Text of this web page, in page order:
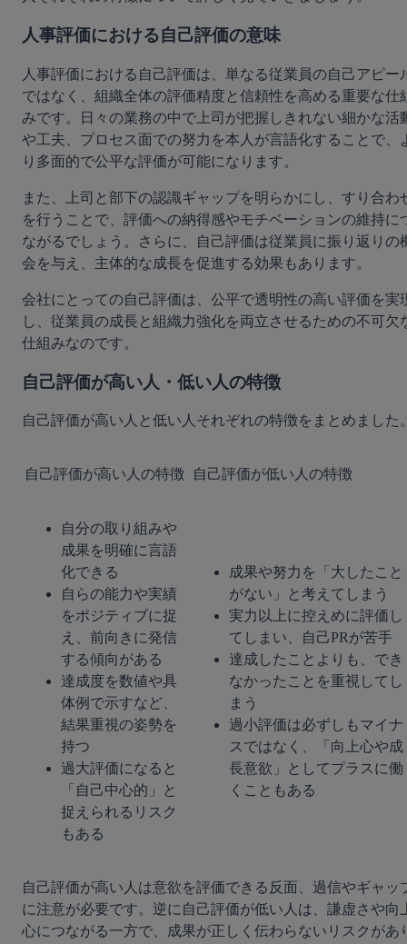
人事評価における自己評価の意味
人事評価における自己評価は、単なる従業員の自己アピー
ではなく、組織全体の評価精度と信頼性を高める重要な仕
みです。日々の業務の中で上司が把握しきれない細かな活
や工夫、プロセス面での努力を本人が言語化することで、
り多面的で公平な評価が可能になります。
また、上司と部下の認識ギャップを明らかにし、すり合わ
を行うことで、評価への納得感やモチベーションの維持に
ながるでしょう。さらに、自己評価は従業員に振り返りの
会を与え、主体的な成長を促進する効果もあります。
会社にとっての自己評価は、公平で透明性の高い評価を実
し、従業員の成長と組織力強化を両立させるための不可欠
仕組みなのです。
自己評価が高い人・低い人の特徴
自己評価が高い人と低い人それぞれの特徴をまとめました
自己評価が高い人の特徴 自己評価が低い人の特徴
自分の取り組みや
成果を明確に言語
化できる
自らの能力や実績
をポジティブに捉
え、前向きに発信
する傾向がある
達成度を数値や具
体例で示すなど、
結果重視の姿勢を
持つ
過大評価になると
「自己中心的」と
捉えられるリスク
もある
成果や努力を「大したこと
がない」と考えてしまう
実力以上に控えめに評価し
てしまい、自己PRが苦手
達成したことよりも、でき
なかったことを重視してし
まう
過小評価は必ずしもマイナ
スではなく、「向上心や成
長意欲」としてプラスに働
くこともある
自己評価が高い人は意欲を評価できる反面、過信やギャッ
に注意が必要です。逆に自己評価が低い人は、謙虚さや向
心につながる一方で、成果が正しく伝わらないリスクがあ